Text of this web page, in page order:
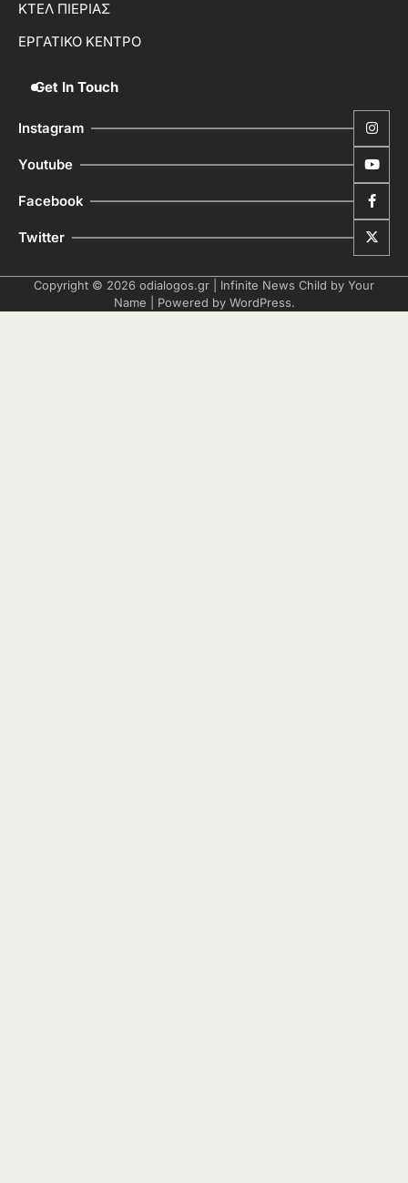
ΚΤΕΛ ΠΙΕΡΙΑΣ
ΕΡΓΑΤΙΚΟ ΚΕΝΤΡΟ
Get In Touch
Instagram
Youtube
Facebook
Twitter
Copyright © 2026 odialogos.gr | Infinite News Child by Your
Name | Powered by WordPress.